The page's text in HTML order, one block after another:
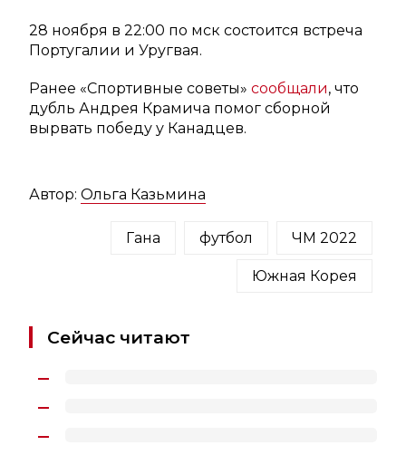
28 ноября в 22:00 по мск состоится встреча
Португалии и Уругвая.
Ранее «Спортивные советы» сообщали, что
дубль Андрея Крамича помог сборной
вырвать победу у Канадцев.
Автор: Ольга Казьмина
Гана футбол ЧМ 2022
Южная Корея
Сейчас читают